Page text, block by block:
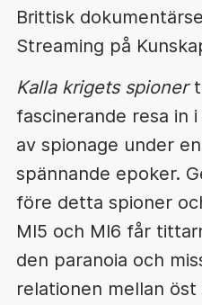
Brittisk
Streaming på
Kalla krigets spioner
fascinerande resa in
av spionage under
spännande epoker.
före detta spioner
MI5 och MI6 får
den paranoia och
relationen mellan